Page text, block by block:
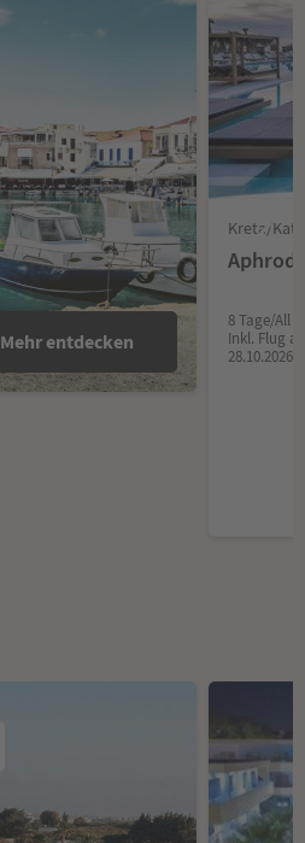
Mehr entdecken
Kreta/
8 Tage/All
Inkl. Flug
28.10.2026